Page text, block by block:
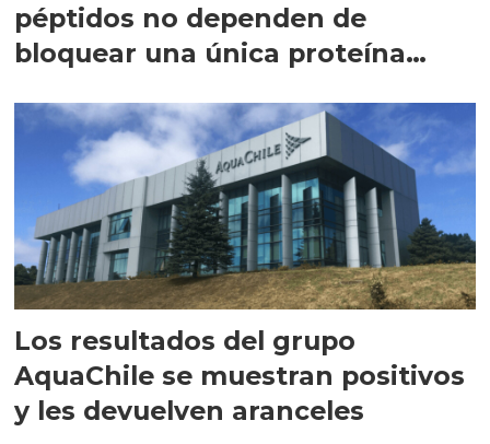
péptidos no dependen de
bloquear una única proteína
Los resultados del grupo
AquaChile se muestran positivos
y les devuelven aranceles